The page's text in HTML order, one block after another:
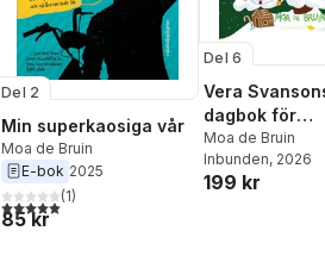
Del 2
Min superkaosiga vår
Moa de Bruin
E-bok 2025
5,0utav 5 stjärnor. Totalt antal röster:
(1)
85 kr
Del 6
Vera
dagbok för
julsabotörer
snälla
Moa de Bruin
Inbunden, 2026
199 kr